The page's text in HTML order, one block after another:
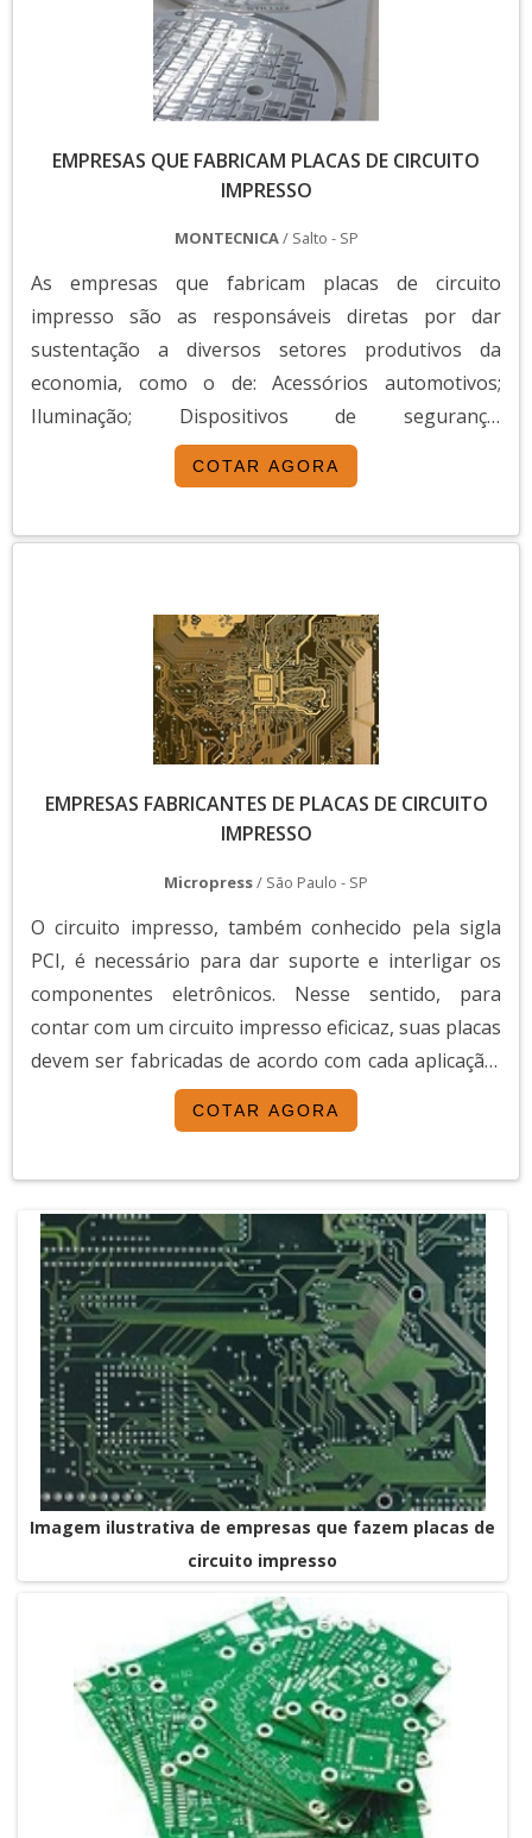
aeroespacial e eletroeletrônicos. Sua
versatilidade permite a construção de
dispositivos eletrônicos modernos e
altamente funcionais.
Na indústria automotiva, por exemplo, as
no setor médico, são utilizadas em
equipamentos de diagnóstico por imagem,
monitores cardíacos e aparelhos auditivos.
Além disso, essas placas estão presentes
em dispositivos de consumo, como
smartphones, tablets e computadores.
adquirir modelos de qualidade, acesse
CONCLUSÃO
As empresas que fazem placas de circuito
impresso desempenham um papel
essencial no desenvolvimento de
dispositivos eletrônicos modernos,
garantindo qualidade, eficiência e
inovação. A escolha de um fornecedor
desempenho dos produtos finais.
Se você busca soluções especializadas para
seu projeto eletrônico, entre em contato
com um fabricante experiente no setor.
Solicite uma cotação no Soluções
Industriais e encontre as melhores opções
EMPRESAS QUE FABRICAM PLACAS DE CIRCUITO
IMPRESSO
MONTECNICA/ Salto - SP
As empresas que fabricam placas de circuito
impresso são as responsáveis diretas por dar
sustentação a diversos setores produtivos da
economia, como o de: Acessórios automotivos;
Iluminação; Dispositivos de segurança;
Equipamentos hospitalares.Isso é resultado da
importância que os circuitos impressos possuem,
produtos eletrônicos. VANTAGENS EM ADQUIRIR AS
COTAR AGORA
EMPRESAS FABRICANTES DE PLACAS DE CIRCUITO
IMPRESSO
Micropress/ São Paulo - SP
O circuito impresso, também conhecido pela sigla
PCI, é necessário para dar suporte e interligar os
componentes eletrônicos. Nesse sentido, para
contar com um circuito impresso eficicaz, suas placas
devem ser fabricadas de acordo com cada aplicação,
sendo necessário, portanto, recorrer às empresas
fabricantes de placas de circuito impresso.A busca de
COTAR AGORA
Imagem ilustrativa de empresas que fazem placas de
circuito impresso